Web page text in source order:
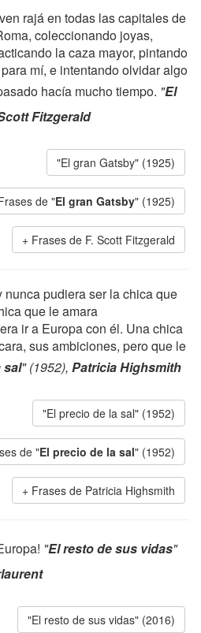
rajá en todas las capitales de
coleccionando joyas,
la caza mayor, pintando
mí, e intentando olvidar algo
hacía mucho tiempo. "El
Fitzgerald
"El gran Gatsby" (1925)
de "El gran Gatsby" (1925)
Frases de F. Scott Fitzgerald
pudiera ser la chica que
que le amara
ir a Europa con él. Una chica
sus ambiciones, pero que le
sal" (1952), Patricia Highsmith
"El precio de la sal" (1952)
de "El precio de la sal" (1952)
Frases de Patricia Highsmith
"El resto de sus vidas"
"El resto de sus vidas" (2016)